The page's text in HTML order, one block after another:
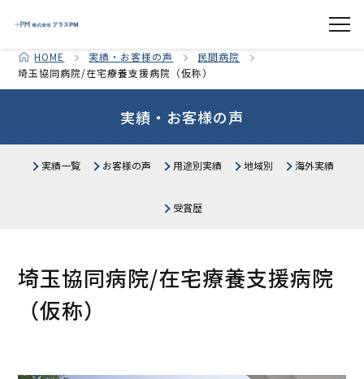
HOME 実績・お客様の声
民間病院
埼玉協同病院/在宅療養支援病院（仮称）
実績・お客様の声
実績一覧 お客様の声 用途別実績
生産・物流施設 公共施設
地域別
関東 中部
海外実績
受賞歴
埼玉協同病院/在宅療養支援病院
（仮称）